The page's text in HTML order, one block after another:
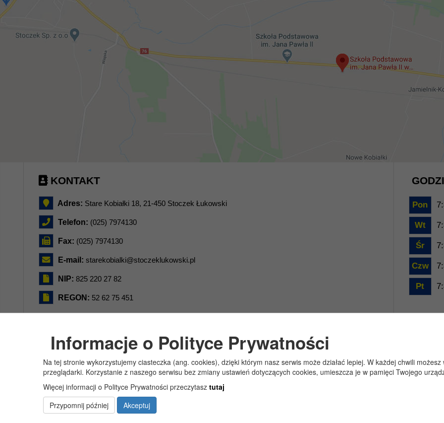
KONTAKT
Adres: Stare Kobiałki 18, 21-450 Stoczek Łukowski
Telefon: (025) 7974130
Fax: (025) 7974130
E-mail: starekobialki@stoczeklukowski.pl
NIP: 825 220 27 82
REGON: 52 62 75 451
Pon
Wt
Śr
Czw
Pt
Copyright © Szkoła Podstawowa im. Jana Pawła II w Starych Kobiałkach
Informacje o Polityce Prywatności
Na tej stronie wykorzystujemy ciasteczka (ang. cookies), dzięki którym nasz serwis może działać lepiej. W każdej chwili
przeglądarki. Korzystanie z naszego serwisu bez zmiany ustawień dotyczących cookies, umieszcza je w pamięci Twojego
Więcej informacji o Polityce Prywatności przeczytasz tutaj
Przypomnij później
Akceptuj